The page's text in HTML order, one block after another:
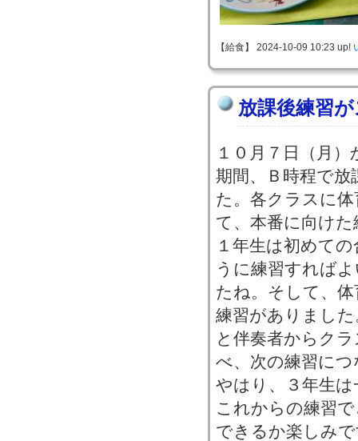
【給食】 2024-10-09 10:23 up!
放課後練習
１０月７日（月
期間、Ｂ時程で
た。各クラスに
て、本番に向け
１年生は初めて
うに練習すれば
たね。そして、
練習がありまし
と伴奏者からク
べ、次の練習に
やはり、３年生
これからの練習
できるか楽しみ